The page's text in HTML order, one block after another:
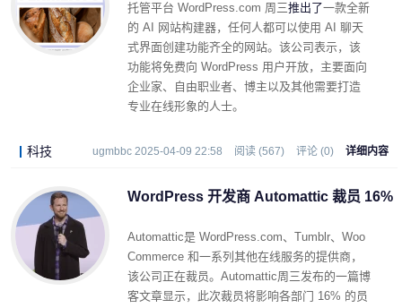
托管平台 WordPress.com 周三推出了一款全新
的 AI 网站构建器，任何人都可以使用 AI 聊天
式界面创建功能齐全的网站。该公司表示，该
功能将免费向 WordPress 用户开放，主要面向
企业家、自由职业者、博主以及其他需要打造
专业在线形象的人士。
科技 ugmbbc 2025-04-09 22:58 阅读 (567) 评论 (0) 详细内容
WordPress 开发商 Automattic 裁员 16%
Automattic是 WordPress.com、Tumblr、Woo
Commerce 和一系列其他在线服务的提供商，
该公司正在裁员。Automattic周三发布的一篇博
客文章显示，此次裁员将影响各部门 16% 的员